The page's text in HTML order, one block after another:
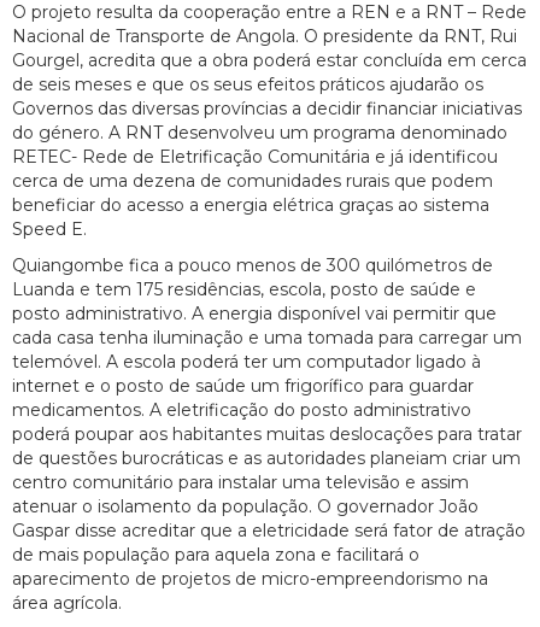
O projeto resulta da cooperação entre a REN e a RNT – Rede
Nacional de Transporte de Angola. O presidente da RNT, Rui
Gourgel, acredita que a obra poderá estar concluída em cerca
de seis meses e que os seus efeitos práticos ajudarão os
Governos das diversas províncias a decidir financiar iniciativas
do género. A RNT desenvolveu um programa denominado
RETEC- Rede de Eletrificação Comunitária e já identificou
cerca de uma dezena de comunidades rurais que podem
beneficiar do acesso a energia elétrica graças ao sistema
Speed E.
Quiangombe fica a pouco menos de 300 quilómetros de
Luanda e tem 175 residências, escola, posto de saúde e
posto administrativo. A energia disponível vai permitir que
cada casa tenha iluminação e uma tomada para carregar um
telemóvel. A escola poderá ter um computador ligado à
internet e o posto de saúde um frigorífico para guardar
medicamentos. A eletrificação do posto administrativo
poderá poupar aos habitantes muitas deslocações para tratar
de questões burocráticas e as autoridades planeiam criar um
centro comunitário para instalar uma televisão e assim
atenuar o isolamento da população. O governador João
Gaspar disse acreditar que a eletricidade será fator de atração
de mais população para aquela zona e facilitará o
aparecimento de projetos de micro-empreendorismo na
área agrícola.